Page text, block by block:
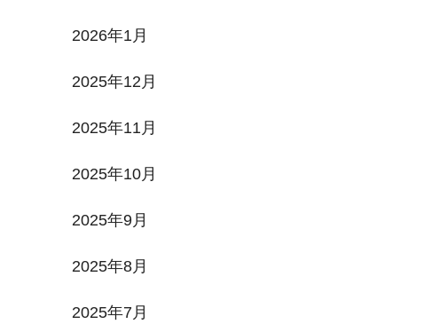
2026年1月
2025年12月
2025年11月
2025年10月
2025年9月
2025年8月
2025年7月